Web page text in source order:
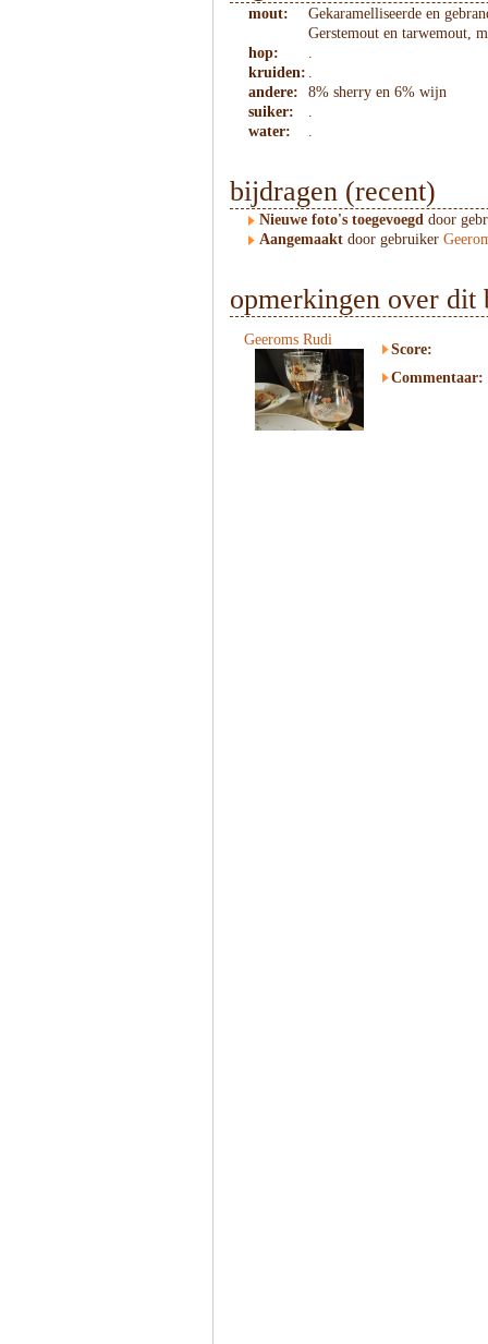
mout:
Gekaramelliseerde en
Gerstemout en tarwemout,
hop:
.
kruiden: .
andere:
8% sherry en 6% wijn
suiker:
.
water:
.
bijdragen (recent)
Nieuwe foto's toegevoegd door
Aangemaakt door gebruiker
opmerkingen over dit
Geeroms Rudi
Score:
Commentaar: